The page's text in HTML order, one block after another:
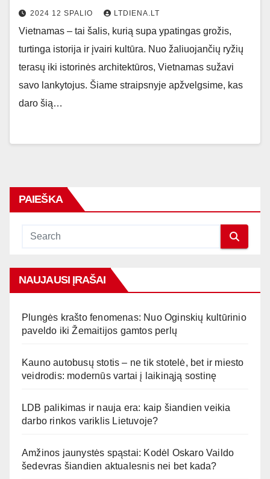
2024 12 SPALIO LTDIENA.LT
Vietnamas – tai šalis, kurią supa ypatingas grožis,
turtinga istorija ir įvairi kultūra. Nuo žaliuojančių ryžių
terasų iki istorinės architektūros, Vietnamas sužavi
savo lankytojus. Šiame straipsnyje apžvelgsime, kas
daro šią…
PAIEŠKA
NAUJAUSI ĮRAŠAI
Plungės krašto fenomenas: Nuo Oginskių kultūrinio
paveldo iki Žemaitijos gamtos perlų
Kauno autobusų stotis – ne tik stotelė, bet ir miesto
veidrodis: modernūs vartai į laikinąją sostinę
LDB palikimas ir nauja era: kaip šiandien veikia
darbo rinkos variklis Lietuvoje?
Amžinos jaunystės spąstai: Kodėl Oskaro Vaildo
šedevras šiandien aktualesnis nei bet kada?